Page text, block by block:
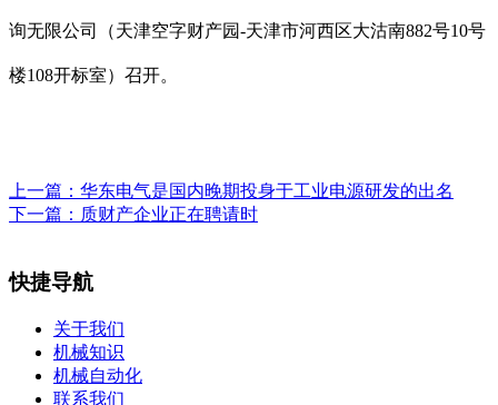
询无限公司（天津空字财产园-天津市河西区大沽南882号10号
楼108开标室）召开。
上一篇： 华东电气是国内晚期投身于工业电源研发的出名
下一篇： 质财产企业正在聘请时
快捷导航
关于我们
机械知识
机械自动化
联系我们